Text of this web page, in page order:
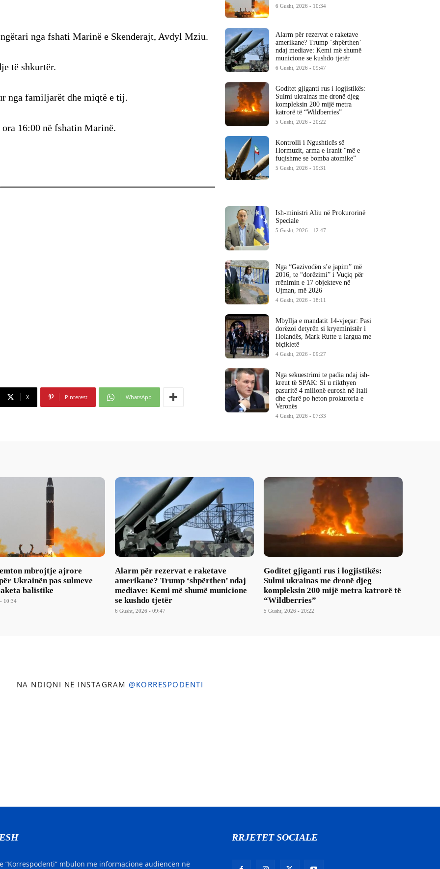
nga fshati Marinë e Skenderajt, Avdyl Mziu.
të shkurtër.
nga familjarët dhe miqtë e tij.
16:00 në fshatin Marinë.
X Pinterest WhatsApp
6 Gusht, 2026 - 10:34
Alarm për rezervat e raketave
amerikane? Trump ‘shpërthen’
ndaj mediave: Kemi më shumë
municione se kushdo tjetër
6 Gusht, 2026 - 09:47
Goditet gjiganti rus i logjistikës:
Sulmi ukrainas me dronë djeg
kompleksin 200 mijë metra
katrorë të “Wildberries”
5 Gusht, 2026 - 20:22
Kontrolli i Ngushticës së
Hormuzit, arma e Iranit “më e
fuqishme se bomba atomike”
5 Gusht, 2026 - 19:31
Ish-ministri ​Aliu në Prokurorinë
Speciale
5 Gusht, 2026 - 12:47
Nga “Gazivodën s’e japim” më
2016, te “dorëzimi” i Vuçiq për
rrënimin e 17 objekteve në
Ujman, më 2026
4 Gusht, 2026 - 18:11
Mbyllja e mandatit 14-vjeçar: Pasi
dorëzoi detyrën si kryeministër i
Holandës, Mark Rutte u largua me
biçikletë
4 Gusht, 2026 - 09:27
Nga sekuestrimi te padia ndaj ish-
kreut të SPAK: Si u rikthyen
pasuritë 4 milionë eurosh në Itali
dhe çfarë po heton prokuroria e
Veronës
4 Gusht, 2026 - 07:33
mbrojtje ajrore
Ukrainën pas sulmeve
balistike
10:34
Alarm për rezervat e raketave
amerikane? Trump ‘shpërthen’ ndaj
mediave: Kemi më shumë municione
se kushdo tjetër
6 Gusht, 2026 - 09:47
Goditet gjiganti rus i logjistikës:
Sulmi ukrainas me dronë djeg
kompleksin 200 mijë metra katrorë të
“Wildberries”
5 Gusht, 2026 - 20:22
NA NDIQNI NË INSTAGRAM @KORRESPODENTI
“Korrespodenti” mbulon me informacione audiencën në
RRJETET SOCIALE